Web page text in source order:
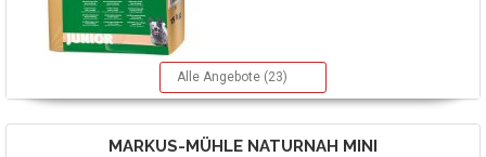
Alle Angebote (23)
MARKUS-MÜHLE NATURNAH MINI